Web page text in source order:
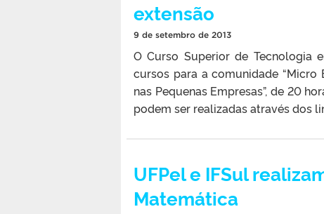
extensão
9 de setembro de 2013
O Curso Superior de Tecnologia
cursos para a comunidade “Micro
nas Pequenas Empresas”, de 20
podem ser realizadas através dos
UFPel e IFSul
Matemática